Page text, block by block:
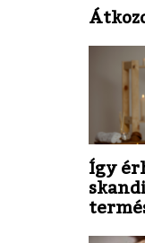
Így